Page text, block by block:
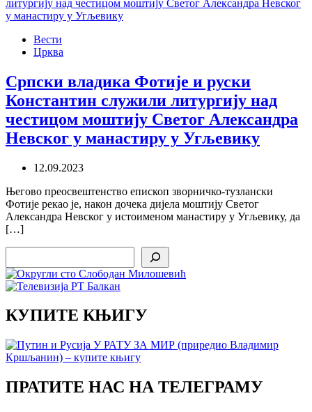
Вести
Црква
Српски владика Фотије и руски
Константин служили литургију над
честицом моштију Светог Александра
Невског у манастиру у Угљевику
12.09.2023
Његово преосвештенство епископ зворничко-тузлански
Фотије рекао је, након дочека дијела моштију Светог
Александра Невског у истоименом манастиру у Угљевику, да
[…]
КУПИТЕ КЊИГУ
ПРАТИТЕ НАС НА ТЕЛЕГРАМУ